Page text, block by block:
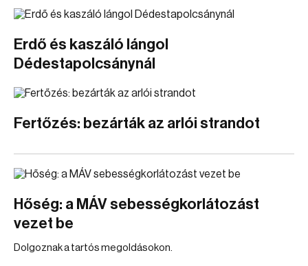
Erdő és kaszáló lángol
Dédestapolcsánynál
Fertőzés: bezárták az arlói strandot
Hőség: a MÁV sebességkorlátozást
vezet be
Dolgoznak a tartós megoldásokon.